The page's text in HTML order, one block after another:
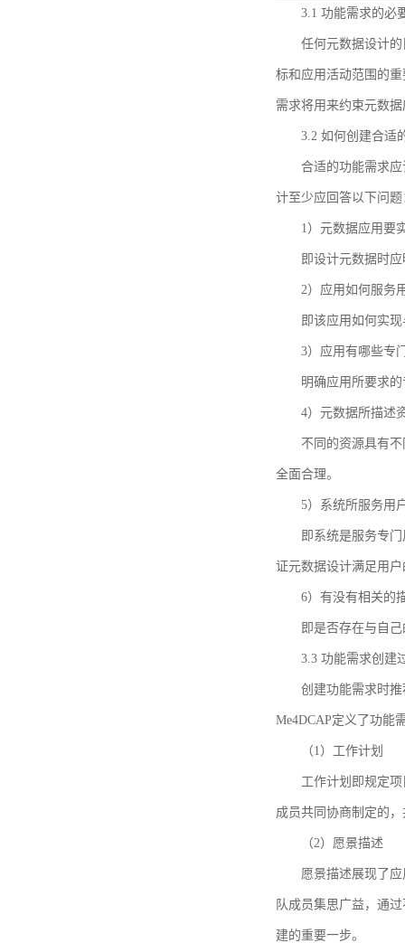
3.1 功能需求的必
任何元数据设计
标和应用活动范围的
需求将用来约束元数
3.2 如何创建合适
合适的功能需求
计至少应回答以下问题
1）元数据应用要
即设计元数据时
2）应用如何服务
即该应用如何实
3）应用有哪些专
明确应用所要求
4）元数据所描述
不同的资源具有
全面合理。
5）系统所服务用
即系统是服务专
证元数据设计满足用
6）有没有相关的
即是否存在与自
3.3 功能需求创建
创建功能需求时推
Me4DCAP定义了功能
（1）工作计划
工作计划即规定
成员共同协商制定的
（2）愿景描述
愿景描述展现了
队成员集思广益，通
建的重要一步。